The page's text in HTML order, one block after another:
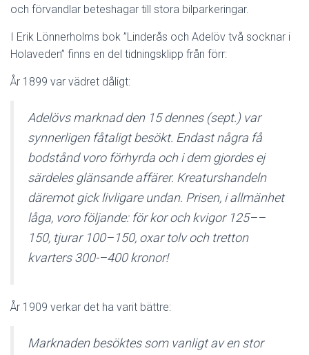
och förvandlar beteshagar till stora bilparkeringar.
I Erik Lönnerholms bok ”Linderås och Adelöv två socknar i
Holaveden” finns en del tidningsklipp från förr:
År 1899 var vädret dåligt:
Adelövs marknad den 15 dennes (sept.) var
synnerligen fåtaligt besökt. Endast några få
bodstånd voro förhyrda och i dem gjordes ej
särdeles glänsande affärer. Kreaturshandeln
däremot gick livligare undan. Prisen, i allmänhet
låga, voro följande: för kor och kvigor 125––
150, tjurar 100–150, oxar tolv och tretton
kvarters 300-–400 kronor!
År 1909 verkar det ha varit bättre:
Marknaden besöktes som vanligt av en stor